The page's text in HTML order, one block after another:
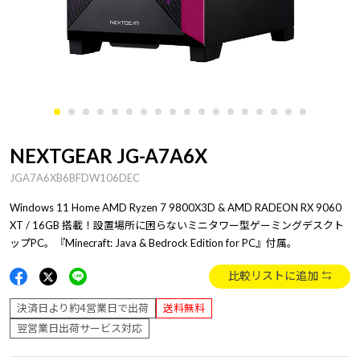
NEXTGEAR JG-A7A6X
JGA7A6XB6BFDW106DEC
Windows 11 Home AMD Ryzen 7 9800X3D & AMD RADEON RX 9060
XT / 16GB 搭載！設置場所に困らないミニタワー型ゲーミングデスクト
ップPC。『Minecraft: Java & Bedrock Edition for PC』付属。
比較リストに追加
決済日より約4営業日で出荷
送料無料
翌営業日出荷サービス対応